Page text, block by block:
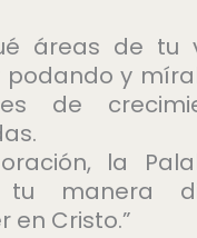
áreas de tu
podando y
de
la
tu manera
en Cristo.”